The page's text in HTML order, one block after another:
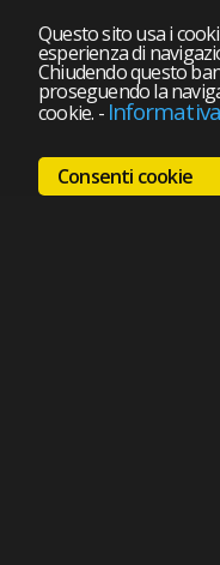
Questo sito usa i
esperienza di
Chiudendo questo
proseguendo la
cookie. -
Consenti cookie